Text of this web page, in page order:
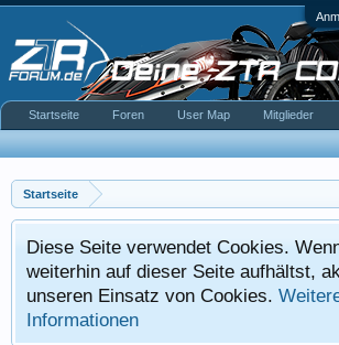
Startseite
Diese Seite verwendet Cookies.
weiterhin auf dieser Seite aufhältst,
unseren Einsatz von Cookies.
Informationen
Startseite Foren User Map Mitglieder